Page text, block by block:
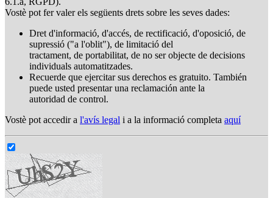
Vostè pot fer valer els següents drets sobre les seves dades:
Dret d'informació, d'accés, de rectificació, d'oposició, de
supressió ("a l'oblit"), de limitació del
tractament, de portabilitat, de no ser objecte de decisions
individuals automatitzades.
Recuerde que ejercitar sus derechos es gratuito. También
puede usted presentar una reclamación ante la
autoridad de control.
Vostè pot accedir a l'avís legal i a la informació completa aquí